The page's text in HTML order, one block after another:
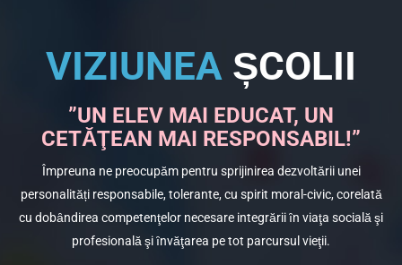
VIZIUNEA ȘCOLII
”UN ELEV MAI EDUCAT, UN
CETĂŢEAN MAI RESPONSABIL!”
Împreuna ne preocupăm pentru sprijinirea dezvoltării unei
personalități responsabile, tolerante, cu spirit moral-civic, corelată
cu dobȃndirea competenţelor necesare integrării ȋn viaţa socială şi
profesională şi ȋnvăţarea pe tot parcursul vieţii.